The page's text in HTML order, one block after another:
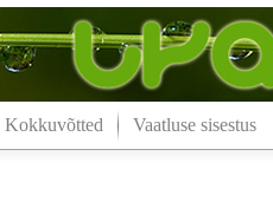
Kokkuvõtted Vaatluse sisestus